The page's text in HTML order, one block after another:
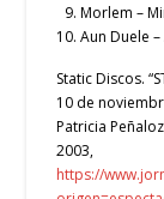
Morlem –
Aun Duele
Static Discos.
10 de
Patricia
2003,
https://